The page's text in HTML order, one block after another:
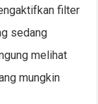
filter
sedang
melihat
mungkin